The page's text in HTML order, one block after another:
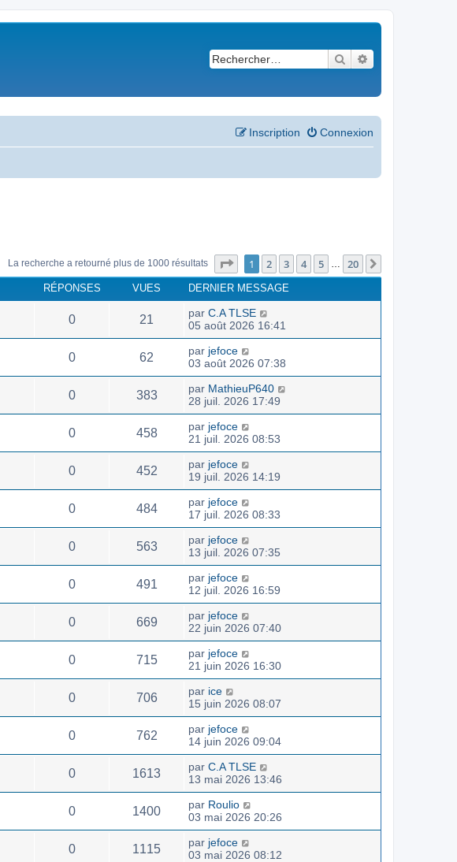
Rechercher
Connexion
Inscription
La recherche a retourné plus de 1000 résultats Page sur20
1 2 3 4 5 … 20
RÉPONSES VUES DERNIER MESSAGE
0 21 par C.A TLSE
05 août 2026 16:41
0 62 par jefoce
03 août 2026 07:38
0 383 par MathieuP640
28 juil. 2026 17:49
0 458 par jefoce
21 juil. 2026 08:53
0 452 par jefoce
19 juil. 2026 14:19
0 484 par jefoce
17 juil. 2026 08:33
0 563 par jefoce
13 juil. 2026 07:35
0 491 par jefoce
12 juil. 2026 16:59
0 669 par jefoce
22 juin 2026 07:40
0 715 par jefoce
21 juin 2026 16:30
0 706 par ice
15 juin 2026 08:07
0 762 par jefoce
14 juin 2026 09:04
0 1613 par C.A TLSE
13 mai 2026 13:46
0 1400 par Roulio
03 mai 2026 20:26
0 1115 par jefoce
03 mai 2026 08:12